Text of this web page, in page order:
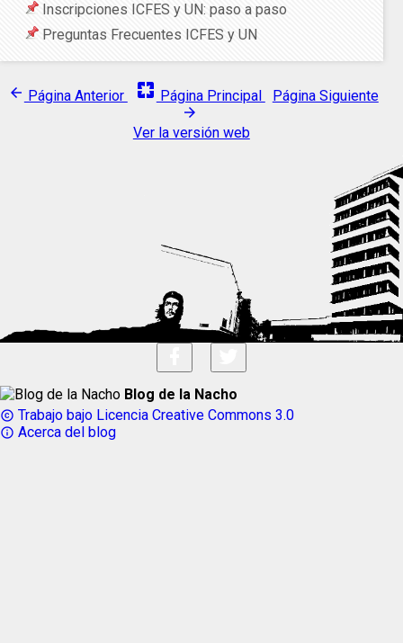
Inscripciones ICFES y UN: paso a paso
Preguntas Frecuentes ICFES y UN
arrow_back Página Anterior pages Página Principal Página Siguiente
arrow_forward
Ver la versión web
Blog de la Nacho
copyright Trabajo bajo Licencia Creative Commons 3.0
info_outline Acerca del blog